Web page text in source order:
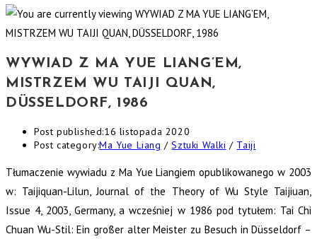
WYWIAD Z MA YUE LIANG’EM,
MISTRZEM WU TAIJI QUAN,
DÜSSELDORF, 1986
Post published:16 listopada 2020
Post category:Ma Yue Liang / Sztuki Walki / Taiji
Tłumaczenie wywiadu z Ma Yue Liangiem opublikowanego w 2003
w: Taijiquan-Lilun, Journal of the Theory of Wu Style Taijiuan,
Issue 4, 2003, Germany, a wcześniej w 1986 pod tytułem: Tai Chi
Chuan Wu-Stil: Ein großer alter Meister zu Besuch in Düsseldorf –